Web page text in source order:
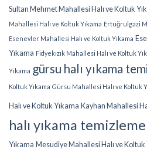
Sultan Mehmet Mahallesi Halı ve Koltuk
Mahallesi Halı ve Koltuk Yıkama Ertuğrulgazi
Esenevler Mahallesi Halı ve Koltuk Yıkama
Yıkama Fidyekızık Mahallesi Halı ve Koltuk
Yıkama gürsu halı yıkama
Koltuk Yıkama Gürsu Mahallesi Halı ve Koltuk
Halı ve Koltuk Yıkama Kayhan Mahallesi
halı yıkama temizleme
Yıkama Mesudiye Mahallesi Halı ve Koltuk